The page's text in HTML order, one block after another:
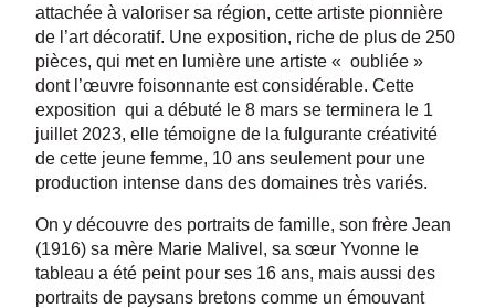
attachée à valoriser sa région, cette artiste pionnière
de l’art décoratif. Une exposition, riche de plus de 250
pièces, qui met en lumière une artiste « oubliée »
dont l’œuvre foisonnante est considérable. Cette
exposition qui a débuté le 8 mars se terminera le 1
juillet 2023, elle témoigne de la fulgurante créativité
de cette jeune femme, 10 ans seulement pour une
production intense dans des domaines très variés.
On y découvre des portraits de famille, son frère Jean
(1916) sa mère Marie Malivel, sa sœur Yvonne le
tableau a été peint pour ses 16 ans, mais aussi des
portraits de paysans bretons comme un émouvant